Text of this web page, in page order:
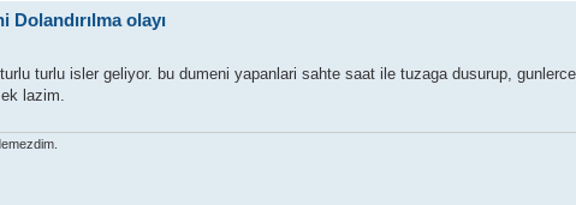
olayı
turlu isler geliyor. bu dumeni yapanlari sahte saat ile tuzaga dusurup,
lazim.